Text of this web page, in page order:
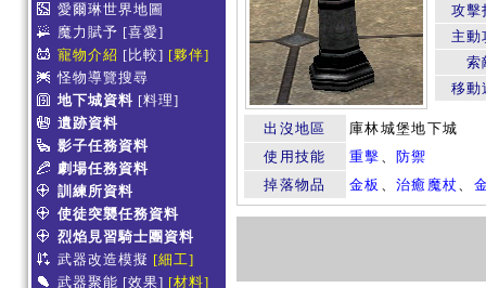
愛爾琳世界地圖
魔力賦予 [喜愛]
寵物介紹 [比較] [夥伴]
怪物導覽搜尋
地下城資料 [料理]
遺跡資料
影子任務資料
劇場任務資料
訓練所資料
使徒突襲任務資料
烈焰見習騎士團資料
武器改造模擬 [細工]
武器聚能 [效果] [材料]
攻擊
主動
索
移動
出沒地區
庫林城堡地下城
使用技能
重擊 、 防禦
掉落物品
金板 、治癒魔杖、